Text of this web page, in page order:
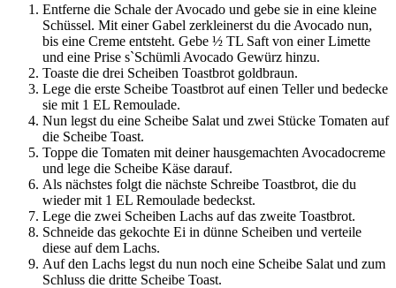
Entferne die Schale der Avocado und gebe sie in eine kleine
Schüssel. Mit einer Gabel zerkleinerst du die Avocado nun,
bis eine Creme entsteht. Gebe ½ TL Saft von einer Limette
und eine Prise s`Schümli Avocado Gewürz hinzu.
Toaste die drei Scheiben Toastbrot goldbraun.
Lege die erste Scheibe Toastbrot auf einen Teller und bedecke
sie mit 1 EL Remoulade.
Nun legst du eine Scheibe Salat und zwei Stücke Tomaten auf
die Scheibe Toast.
Toppe die Tomaten mit deiner hausgemachten Avocadocreme
und lege die Scheibe Käse darauf.
Als nächstes folgt die nächste Schreibe Toastbrot, die du
wieder mit 1 EL Remoulade bedeckst.
Lege die zwei Scheiben Lachs auf das zweite Toastbrot.
Schneide das gekochte Ei in dünne Scheiben und verteile
diese auf dem Lachs.
Auf den Lachs legst du nun noch eine Scheibe Salat und zum
Schluss die dritte Scheibe Toast.